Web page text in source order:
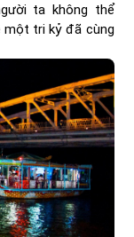
ta không thể
một tri kỷ đã cùng